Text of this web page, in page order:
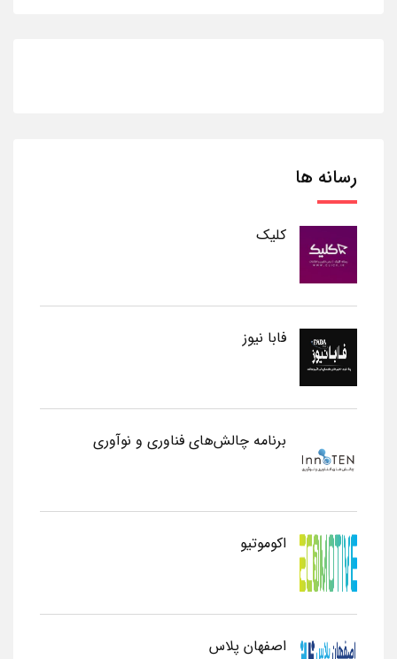
رسانه ها
کلیک
فابا نیوز
برنامه چالش‌های فناوری و نوآوری
اکوموتیو
اصفهان پلاس